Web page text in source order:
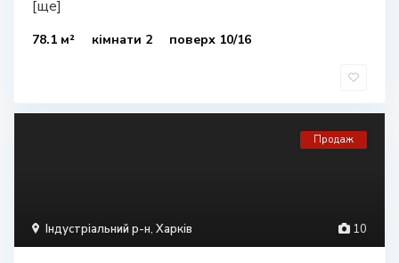
[ще]
78.1 м² кімнати 2 поверх 10/16
10
Індустріальний р-н, Харків
Продаж